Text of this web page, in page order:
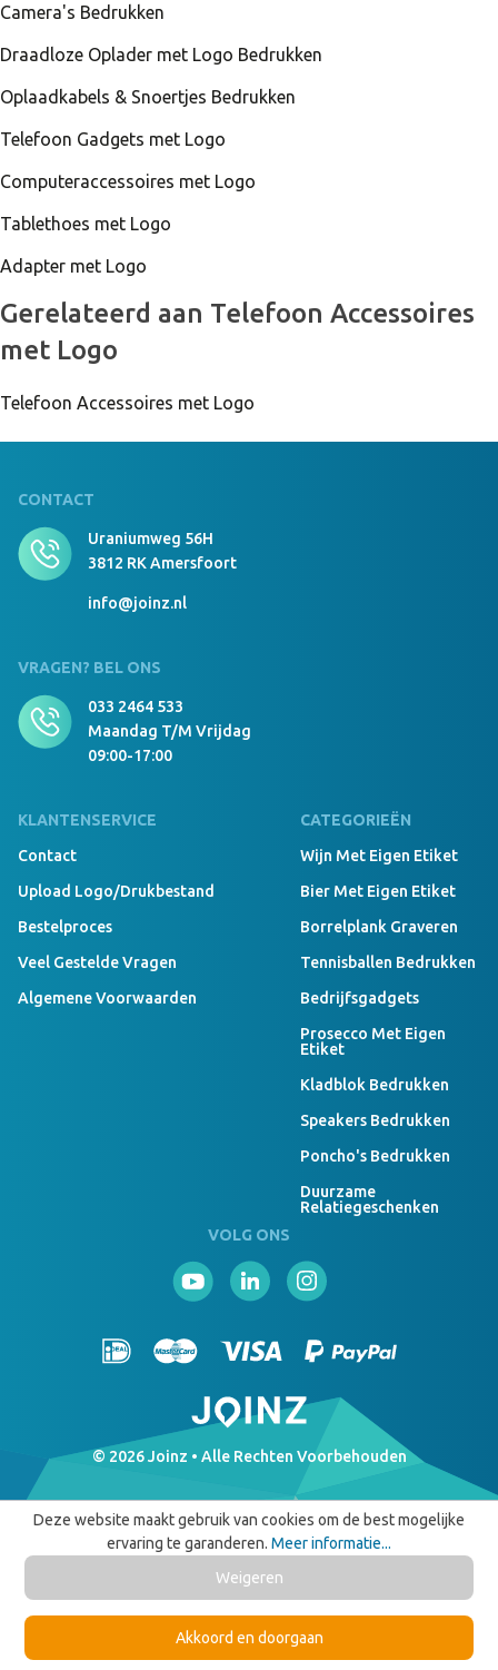
Camera's Bedrukken
Draadloze Oplader met Logo Bedrukken
Oplaadkabels & Snoertjes Bedrukken
Telefoon Gadgets met Logo
Computeraccessoires met Logo
Tablethoes met Logo
Adapter met Logo
Gerelateerd aan Telefoon Accessoires
met Logo
Telefoon Accessoires met Logo
CONTACT
Uraniumweg 56H
3812 RK Amersfoort
info@joinz.nl
VRAGEN? BEL ONS
033 2464 533
Maandag T/m Vrijdag
09:00-17:00
KLANTENSERVICE
Contact
Upload Logo/drukbestand
Bestelproces
Veel Gestelde Vragen
Algemene Voorwaarden
CATEGORIEËN
Wijn Met Eigen Etiket
Bier Met Eigen Etiket
Borrelplank Graveren
Tennisballen Bedrukken
Bedrijfsgadgets
Prosecco Met Eigen
Etiket
Kladblok Bedrukken
Speakers Bedrukken
Poncho's Bedrukken
Duurzame
Relatiegeschenken
VOLG ONS
© 2026 Joinz • Alle Rechten Voorbehouden
Deze website maakt gebruik van cookies om de best mogelijke
ervaring te garanderen. Meer informatie...
Weigeren
Akkoord en doorgaan